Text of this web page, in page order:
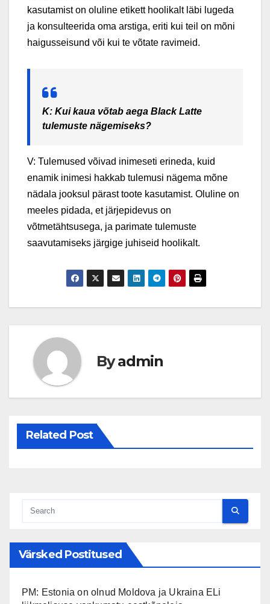
kasutamist on oluline etikett hoolikalt läbi lugeda
ja konsulteerida oma arstiga, eriti kui teil on mõni
haigusseisund või kui te võtate ravimeid.
K: Kui kaua võtab aega Black Latte
tulemuste nägemiseks?
V: Tulemused võivad inimeseti erineda, kuid
enamik inimesi hakkab tulemusi nägema mõne
nädala jooksul pärast toote kasutamist. Oluline on
meeles pidada, et järjepidevus on
võtmetähtsusega, ja parimate tulemuste
saavutamiseks järgige juhiseid hoolikalt.
Byadmin
Related Post
Värsked Postitused
PM: Estonia on olnud Moldova ja Ukraina ELi